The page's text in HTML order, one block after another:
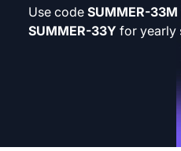
Use code SUMMER-33M
SUMMER-33Y for yearly